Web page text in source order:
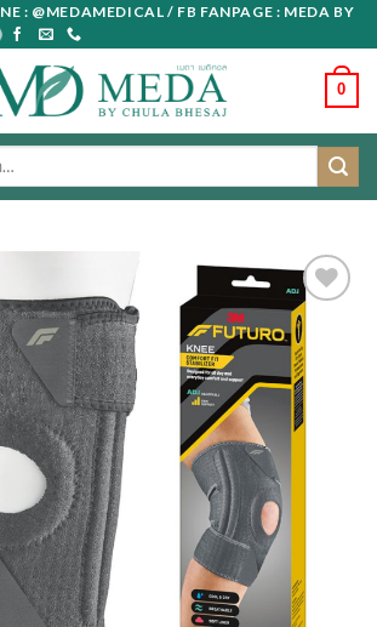
: @MEDAMEDICAL / FB FANPAGE : MEDA BY
0